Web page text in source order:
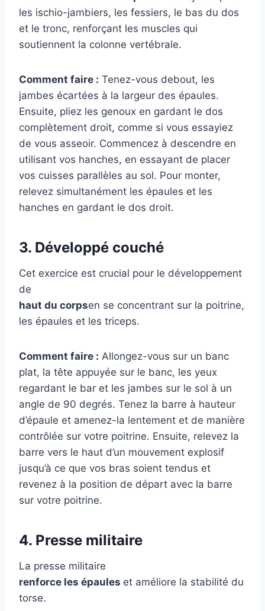
les ischio-jambiers, les fessiers, le bas du dos
et le tronc, renforçant les muscles qui
soutiennent la colonne vertébrale.
Comment faire : Tenez-vous debout, les
jambes écartées à la largeur des épaules.
Ensuite, pliez les genoux en gardant le dos
complètement droit, comme si vous essayiez
de vous asseoir. Commencez à descendre en
utilisant vos hanches, en essayant de placer
vos cuisses parallèles au sol. Pour monter,
relevez simultanément les épaules et les
hanches en gardant le dos droit.
3. Développé couché
Cet exercice est crucial pour le développement
de
haut du corpsen se concentrant sur la poitrine,
les épaules et les triceps.
Comment faire : Allongez-vous sur un banc
plat, la tête appuyée sur le banc, les yeux
regardant le bar et les jambes sur le sol à un
angle de 90 degrés. Tenez la barre à hauteur
d’épaule et amenez-la lentement et de manière
contrôlée sur votre poitrine. Ensuite, relevez la
barre vers le haut d’un mouvement explosif
jusqu’à ce que vos bras soient tendus et
revenez à la position de départ avec la barre
sur votre poitrine.
4. Presse militaire
La presse militaire
renforce les épaules et améliore la stabilité du
torse.